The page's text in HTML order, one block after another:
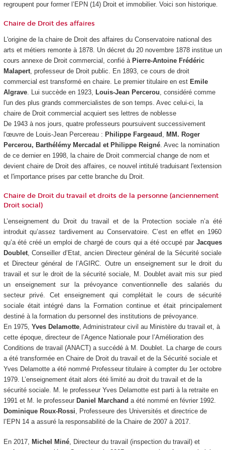
regroupent pour former l’EPN (14) Droit et immobilier. Voici son historique.
Chaire de Droit des affaires
L'origine de la chaire de Droit des affaires du Conservatoire national des
arts et métiers remonte à 1878. Un décret du 20 novembre 1878 institue un
cours annexe de Droit commercial, confié à Pierre-Antoine Frédéric
Malapert, professeur de Droit public. En 1893, ce cours de droit
commercial est transformé en chaire. Le premier titulaire en est Emile
Algrave. Lui succède en 1923, Louis-Jean Percerou , considéré comme
l'un des plus grands commercialistes de son temps. Avec celui-ci, la
chaire de Droit commercial acquiert ses lettres de noblesse
De 1943 à nos jours, quatre professeurs poursuivent successivement
l'œuvre de Louis-Jean Percereau : Philippe Fargeaud MM. Roger
Percerou, Barthélémy Mercadal et Philippe Reigné. Avec la nomination
de ce dernier en 1998, la chaire de Droit commercial change de nom et
devient chaire de Droit des affaires, ce nouvel intitulé traduisant l'extension
et l'importance prises par cette branche du Droit.
Chaire de Droit du travail et droits de la personne (anciennement
Droit social)
L’enseignement du Droit du travail et de la Protection sociale n’a été
introduit qu’assez tardivement au Conservatoire. C’est en effet en 1960
qu’a été créé un emploi de chargé de cours qui a été occupé par Jacques
Doublet, Conseiller d’Etat, ancien Directeur général de la Sécurité sociale
et Directeur général de l’AGIRC. Outre un enseignement sur le droit du
travail et sur le droit de la sécurité sociale, M. Doublet avait mis sur pied
un enseignement sur la prévoyance conventionnelle des salariés du
secteur privé. Cet enseignement qui complétait le cours de sécurité
sociale était intégré dans la Formation continue et était principalement
destiné à la formation du personnel des institutions de prévoyance.
En 1975, Yves Delamotte, Administrateur civil au Ministère du travail et, à
cette époque, directeur de l’Agence Nationale pour l’Amélioration des
Conditions de travail (ANACT) a succédé à M. Doublet. La charge de cours
a été transformée en Chaire de Droit du travail et de la Sécurité sociale et
Yves Delamotte a été nommé Professeur titulaire à compter du 1er octobre
1979. L’enseignement était alors été limité au droit du travail et de la
sécurité sociale. M. le professeur Yves Delamotte est parti à la retraite en
1991 et M. le professeur Daniel Marchand a été nommé en février 1992.
Dominique Roux-Rossi , Professeure des Universités et directrice de
l’EPN14 a assuré la responsabilité de la Chaire de 2007 à 2017.
En 2017, Michel Miné, Directeur du travail (inspection du travail) et